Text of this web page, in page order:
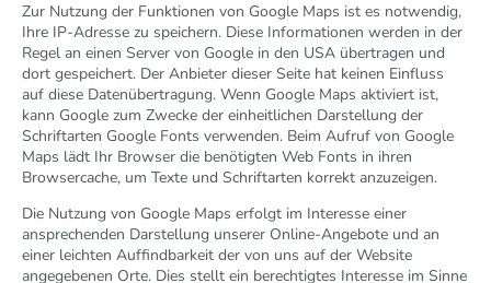
Zur Nutzung der Funktionen von Google Maps ist es notwendig,
Ihre IP-Adresse zu speichern. Diese Informationen werden in der
Regel an einen Server von Google in den USA übertragen und
dort gespeichert. Der Anbieter dieser Seite hat keinen Einfluss
auf diese Datenübertragung. Wenn Google Maps aktiviert ist,
kann Google zum Zwecke der einheitlichen Darstellung der
Schriftarten Google Fonts verwenden. Beim Aufruf von Google
Maps lädt Ihr Browser die benötigten Web Fonts in ihren
Browsercache, um Texte und Schriftarten korrekt anzuzeigen.
Die Nutzung von Google Maps erfolgt im Interesse einer
ansprechenden Darstellung unserer Online-Angebote und an
einer leichten Auffindbarkeit der von uns auf der Website
angegebenen Orte. Dies stellt ein berechtigtes Interesse im Sinne